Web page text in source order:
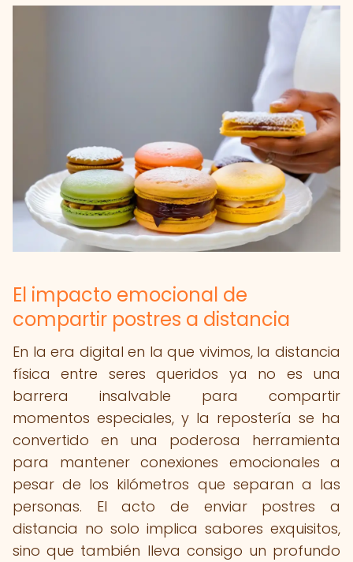
El impacto emocional de
compartir postres a distancia
En la era digital en la que vivimos, la distancia
física entre seres queridos ya no es una
barrera insalvable para compartir
momentos especiales, y la repostería se ha
convertido en una poderosa herramienta
para mantener conexiones emocionales a
pesar de los kilómetros que separan a las
personas. El acto de enviar postres a
distancia no solo implica sabores exquisitos,
sino que también lleva consigo un profundo